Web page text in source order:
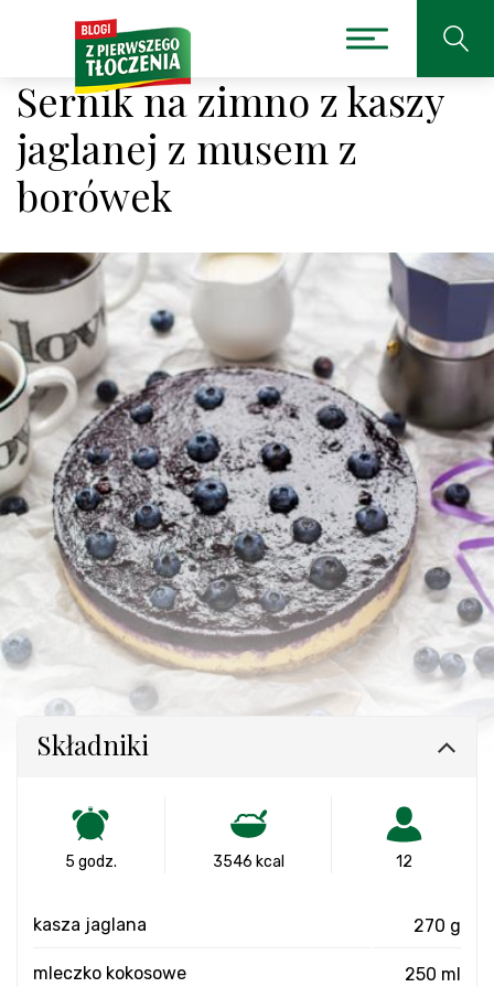
Sernik na zimno z kaszy
jaglanej z musem z
borówek
Składniki
5 godz. 3546 kcal 12
kasza jaglana 270 g
mleczko kokosowe 250 ml